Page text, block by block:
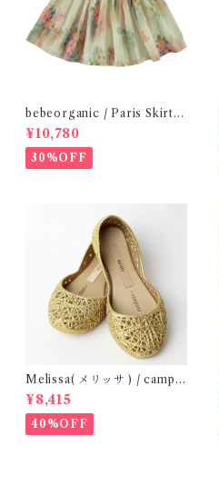
bebeorganic / Paris Skirt
Nostalgic Florals (10・12y)
¥10,780
30%OFF
Melissa( メリッサ ) / campa
na ( Gold )36/38
¥8,415
40%OFF